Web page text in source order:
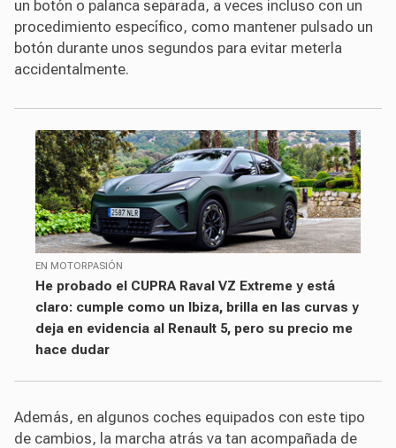
un botón o palanca separada, a veces incluso con un
procedimiento específico, como mantener pulsado un
botón durante unos segundos para evitar meterla
accidentalmente.
EN MOTORPASIÓN
He probado el CUPRA Raval VZ Extreme y está
claro: cumple como un Ibiza, brilla en las curvas y
deja en evidencia al Renault 5, pero su precio me
hace dudar
Además, en algunos coches equipados con este tipo
de cambios, la marcha atrás va tan acompañada de